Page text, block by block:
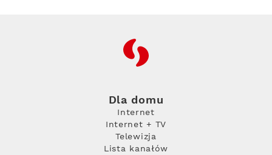
RFC
Dla domu
Internet
Internet + TV
Telewizja
Lista kanałów